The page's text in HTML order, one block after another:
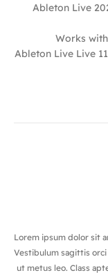
Ableton Live
Works
Ableton Live Live
Lorem ipsum dolor sit
Vestibulum sagittis
ut metus leo. Class